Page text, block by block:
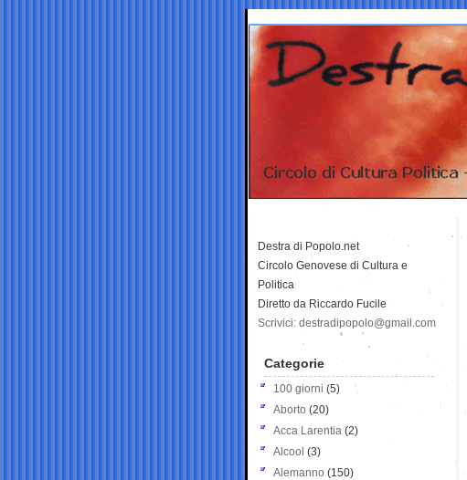
Destra di Popolo.net
Circolo Genovese di Cultura e
Politica
Diretto da Riccardo Fucile
Scrivici: destradipopolo@gmail.com
Categorie
100 giorni (5)
Aborto (20)
Acca Larentia (2)
Alcool (3)
Alemanno (150)